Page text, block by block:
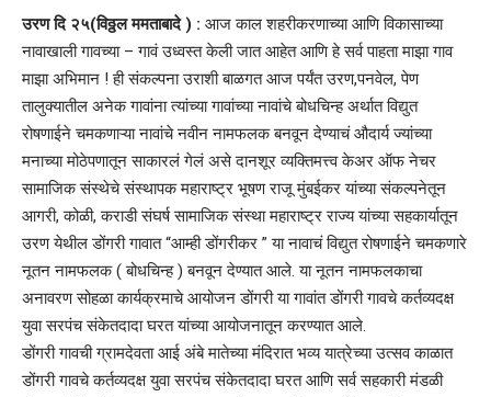
उरण दि २५(विठ्ठल ममताबादे ) : आज काल शहरीकरणाच्या आणि विकासाच्या
नावाखाली गावच्या – गावं उध्वस्त केली जात आहेत आणि हे सर्व पाहता माझा गाव
माझा अभिमान ! ही संकल्पना उराशी बाळगत आज पर्यंत उरण,पनवेल, पेण
तालुक्यातील अनेक गावांना त्यांच्या गावांच्या नावांचे बोधचिन्ह अर्थात विद्युत
रोषणाईने चमकणाऱ्या नावांचे नवीन नामफलक बनवून देण्याचं औदार्य ज्यांच्या
मनाच्या मोठेपणातून साकारलं गेलं असे दानशूर व्यक्तिमत्त्व केअर ऑफ नेचर
सामाजिक संस्थेचे संस्थापक महाराष्ट्र भूषण राजू मुंबईकर यांच्या संकल्पनेतून
आगरी, कोळी, कराडी संघर्ष सामाजिक संस्था महाराष्ट्र राज्य यांच्या सहकार्यातून
उरण येथील डोंगरी गावात “आम्ही डोंगरीकर ” या नावाचं विद्युत रोषणाईने चमकणारे
नूतन नामफलक ( बोधचिन्ह ) बनवून देण्यात आले. या नूतन नामफलकाचा
अनावरण सोहळा कार्यक्रमाचे आयोजन डोंगरी या गावांत डोंगरी गावचे कर्तव्यदक्ष
युवा सरपंच संकेतदादा घरत यांच्या आयोजनातून करण्यात आले.
डोंगरी गावची ग्रामदेवता आई अंबे मातेच्या मंदिरात भव्य यात्रेच्या उत्सव काळात
डोंगरी गावचे कर्तव्यदक्ष युवा सरपंच संकेतदादा घरत आणि सर्व सहकारी मंडळी